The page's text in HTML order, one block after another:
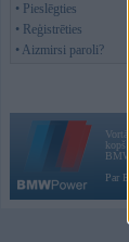
• Pieslēgties
• Reģistrēties
• Aizmirsi paroli?
kopš
Par